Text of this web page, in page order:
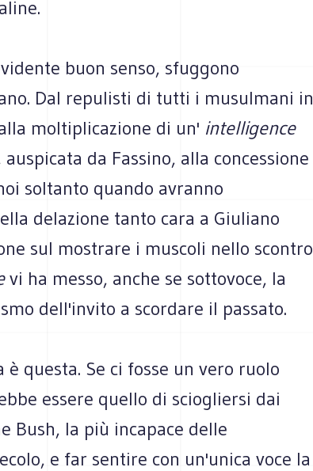
buon senso, sfuggono
Dal repulisti di tutti i musulmani in
moltiplicazione di un' intelligence
da Fassino, alla concessione
soltanto quando avranno
delazione tanto cara a Giuliano
sul mostrare i muscoli nello scontro
vi ha messo, anche se sottovoce, la
dell'invito a scordare il passato.
questa. Se ci fosse un vero ruolo
essere quello di sciogliersi dai
Bush, la più incapace delle
e far sentire con un'unica voce la